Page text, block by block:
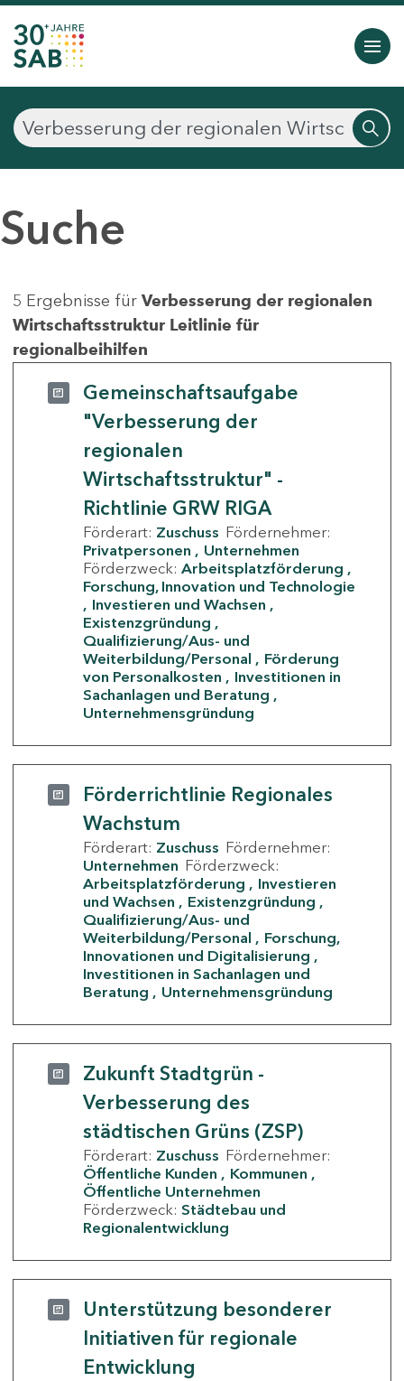
Suche
5 Ergebnisse für Verbesserung der regionalen
Wirtschaftsstruktur Leitlinie für
regionalbeihilfen
Gemeinschaftsaufgabe
"Verbesserung der
regionalen
Wirtschaftsstruktur" -
Richtlinie GRW RIGA
Förderart: Zuschuss Fördernehmer:
Privatpersonen
Unternehmen
Förderzweck: Arbeitsplatzförderung
Forschung, Innovation und Technologie
Investieren und Wachsen
Existenzgründung
Qualifizierung/Aus- und
Weiterbildung/Personal
Förderung
von Personalkosten
Investitionen in
Sachanlagen und Beratung
Unternehmensgründung
Förderrichtlinie Regionales
Wachstum
Förderart: Zuschuss Fördernehmer:
Unternehmen Förderzweck:
Arbeitsplatzförderung
Investieren
und Wachsen
Existenzgründung
Qualifizierung/Aus- und
Weiterbildung/Personal
Forschung,
Innovationen und Digitalisierung
Investitionen in Sachanlagen und
Beratung
Unternehmensgründung
Zukunft Stadtgrün -
Verbesserung des
städtischen Grüns (ZSP)
Förderart: Zuschuss Fördernehmer:
Öffentliche Kunden
Kommunen
Öffentliche Unternehmen
Förderzweck: Städtebau und
Regionalentwicklung
Unterstützung besonderer
Initiativen für regionale
Entwicklung